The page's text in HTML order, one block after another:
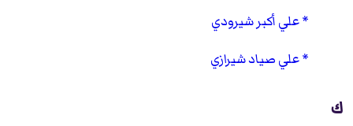
علي أكبر شيرودي
علي صياد شيرازي
ك